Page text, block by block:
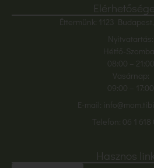
Éttermünk: 1123
Nyitvatartás:
Hétfő-
08:00
– 21:00
Vasárnap:
09:00 – 17:00
E-mail:
Telefon: 06 1 618
Hasznos